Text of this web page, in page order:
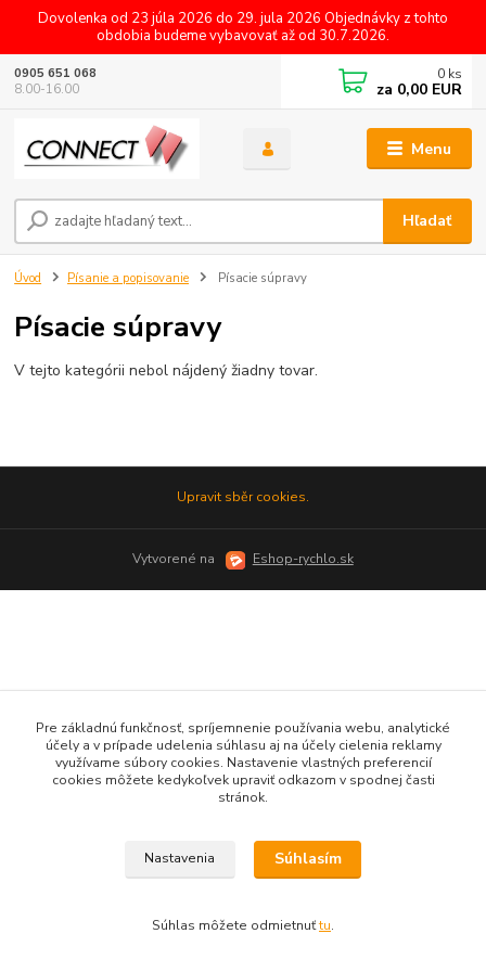
Dovolenka od 23 júla 2026 do 29. jula 2026 Objednávky z tohto
obdobia budeme vybavovať až od 30.7.2026.
Menu
Hľadať
0905 651 068
8.00-16.00
0 ks
za 0,00 EUR
Úvod Písanie a popisovanie Písacie súpravy
Písacie súpravy
V tejto kategórii nebol nájdený žiadny tovar.
Upravit sběr cookies.
Vytvorené na Eshop-rychlo.sk
Pre základnú funkčnosť, spríjemnenie používania webu, analytické
účely a v prípade udelenia súhlasu aj na účely cielenia reklamy
využívame súbory cookies. Nastavenie vlastných preferencií
cookies môžete kedykoľvek upraviť odkazom v spodnej časti
stránok.
Nastavenia Súhlasím
Súhlas môžete odmietnuťtu.